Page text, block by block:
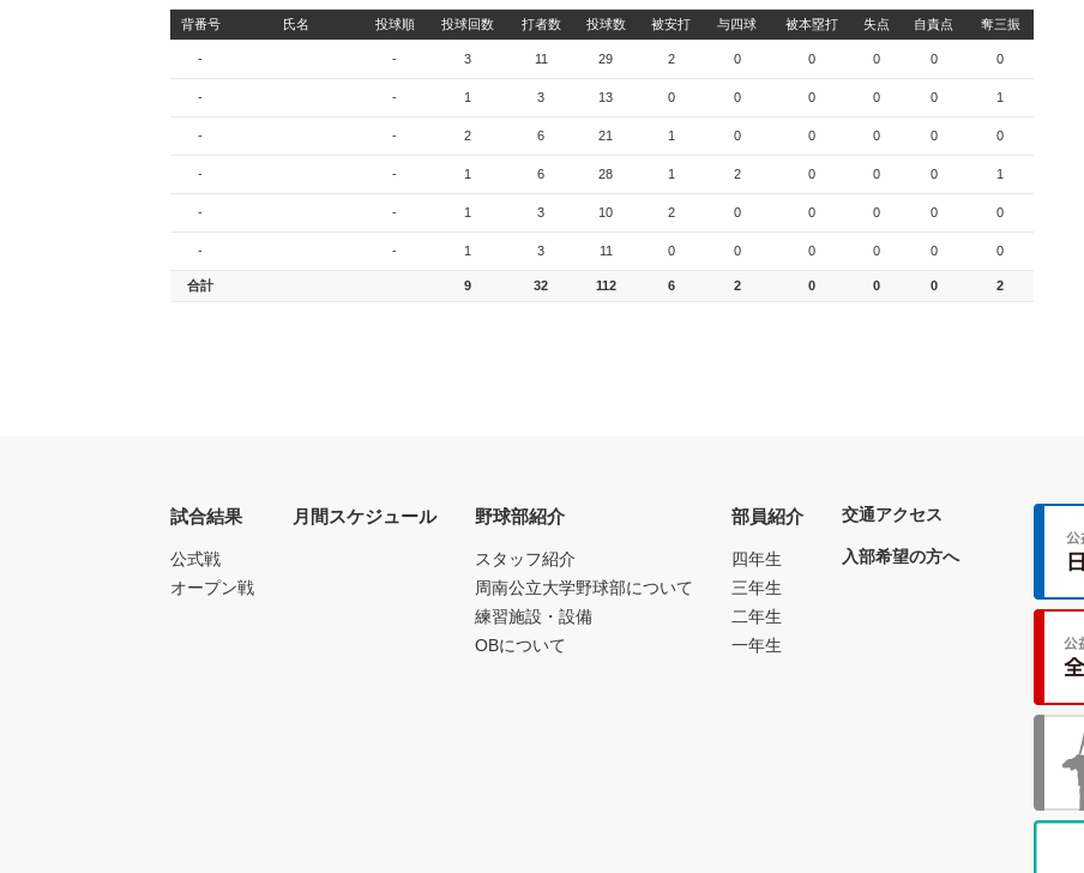
背番号 氏名 投球順 投球回数 打者数 投球数 被安打 与四球 被本塁打 失点 自責点 奪三振
- - 3 11 29 2 0 0 0 0 0
- - 1 3 13 0 0 0 0 0 1
- - 2 6 21 1 0 0 0 0 0
- - 1 6 28 1 2 0 0 0 1
- - 1 3 10 2 0 0 0 0 0
- - 1 3 11 0 0 0 0 0 0
合計 9 32 112 6 2 0 0 0 2
試合結果
公式戦
オープン戦
月間スケジュール 野球部紹介
スタッフ紹介
周南公立大学野球部について
練習施設・設備
OBについて
部員紹介
四年生
三年生
二年生
一年生
交通アクセス
入部希望の方へ